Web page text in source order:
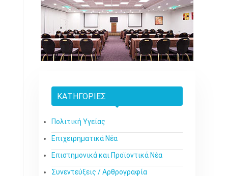
ΚΑΤΗΓΟΡΊΕΣ
Πολιτική Υγείας
Επιχειρηματικά Νέα
Επιστημονικά και Προϊοντικά Νέα
Συνεντεύξεις / Αρθρογραφία